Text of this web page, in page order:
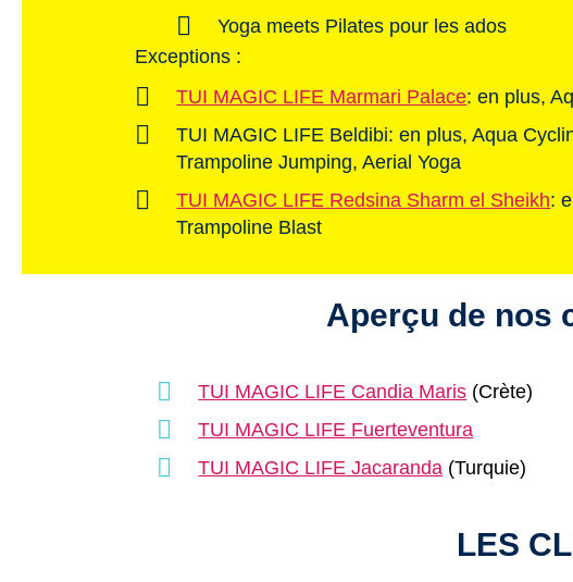
Yoga meets Pilates pour les ados
Exceptions :
TUI MAGIC LIFE Marmari Palace: en plus,
TUI MAGIC LIFE Beldibi: en plus, Aqua
Trampoline Jumping, Aerial Yoga
TUI MAGIC LIFE Redsina Sharm el Sheikh:
Trampoline Blast
Aperçu de nos
TUI MAGIC LIFE Candia Maris (Crète)
TUI MAGIC LIFE Fuerteventura
TUI MAGIC LIFE Jacaranda (Turquie)
LES